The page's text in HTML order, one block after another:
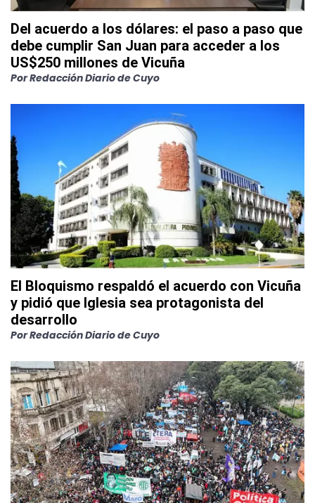
Del acuerdo a los dólares: el paso a paso que
debe cumplir San Juan para acceder a los
US$250 millones de Vicuña
PorRedacción Diario de Cuyo
El Bloquismo respaldó el acuerdo con Vicuña
y pidió que Iglesia sea protagonista del
desarrollo
PorRedacción Diario de Cuyo